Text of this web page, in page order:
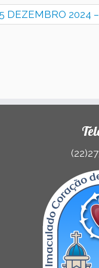
2024 –